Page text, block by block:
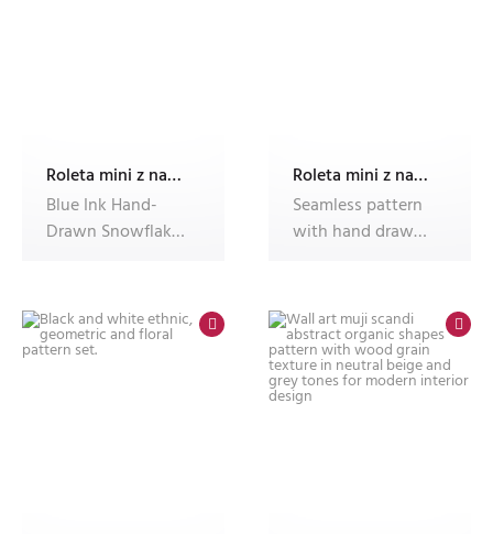
Roleta mini z nadrukiem
Blue Ink Hand-
Drawn Snowflake
Roleta mini z nadrukiem
Seamless pattern
with hand drawn